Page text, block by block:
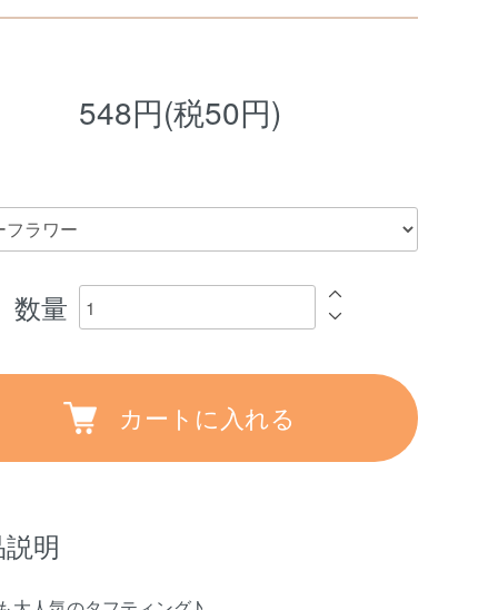
548円(税50円)
数量
カートに入れる
明